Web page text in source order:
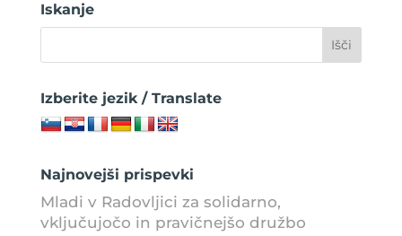
Iskanje
Izberite jezik / Translate
Najnovejši prispevki
Mladi v Radovljici za solidarno,
vključujočo in pravičnejšo družbo